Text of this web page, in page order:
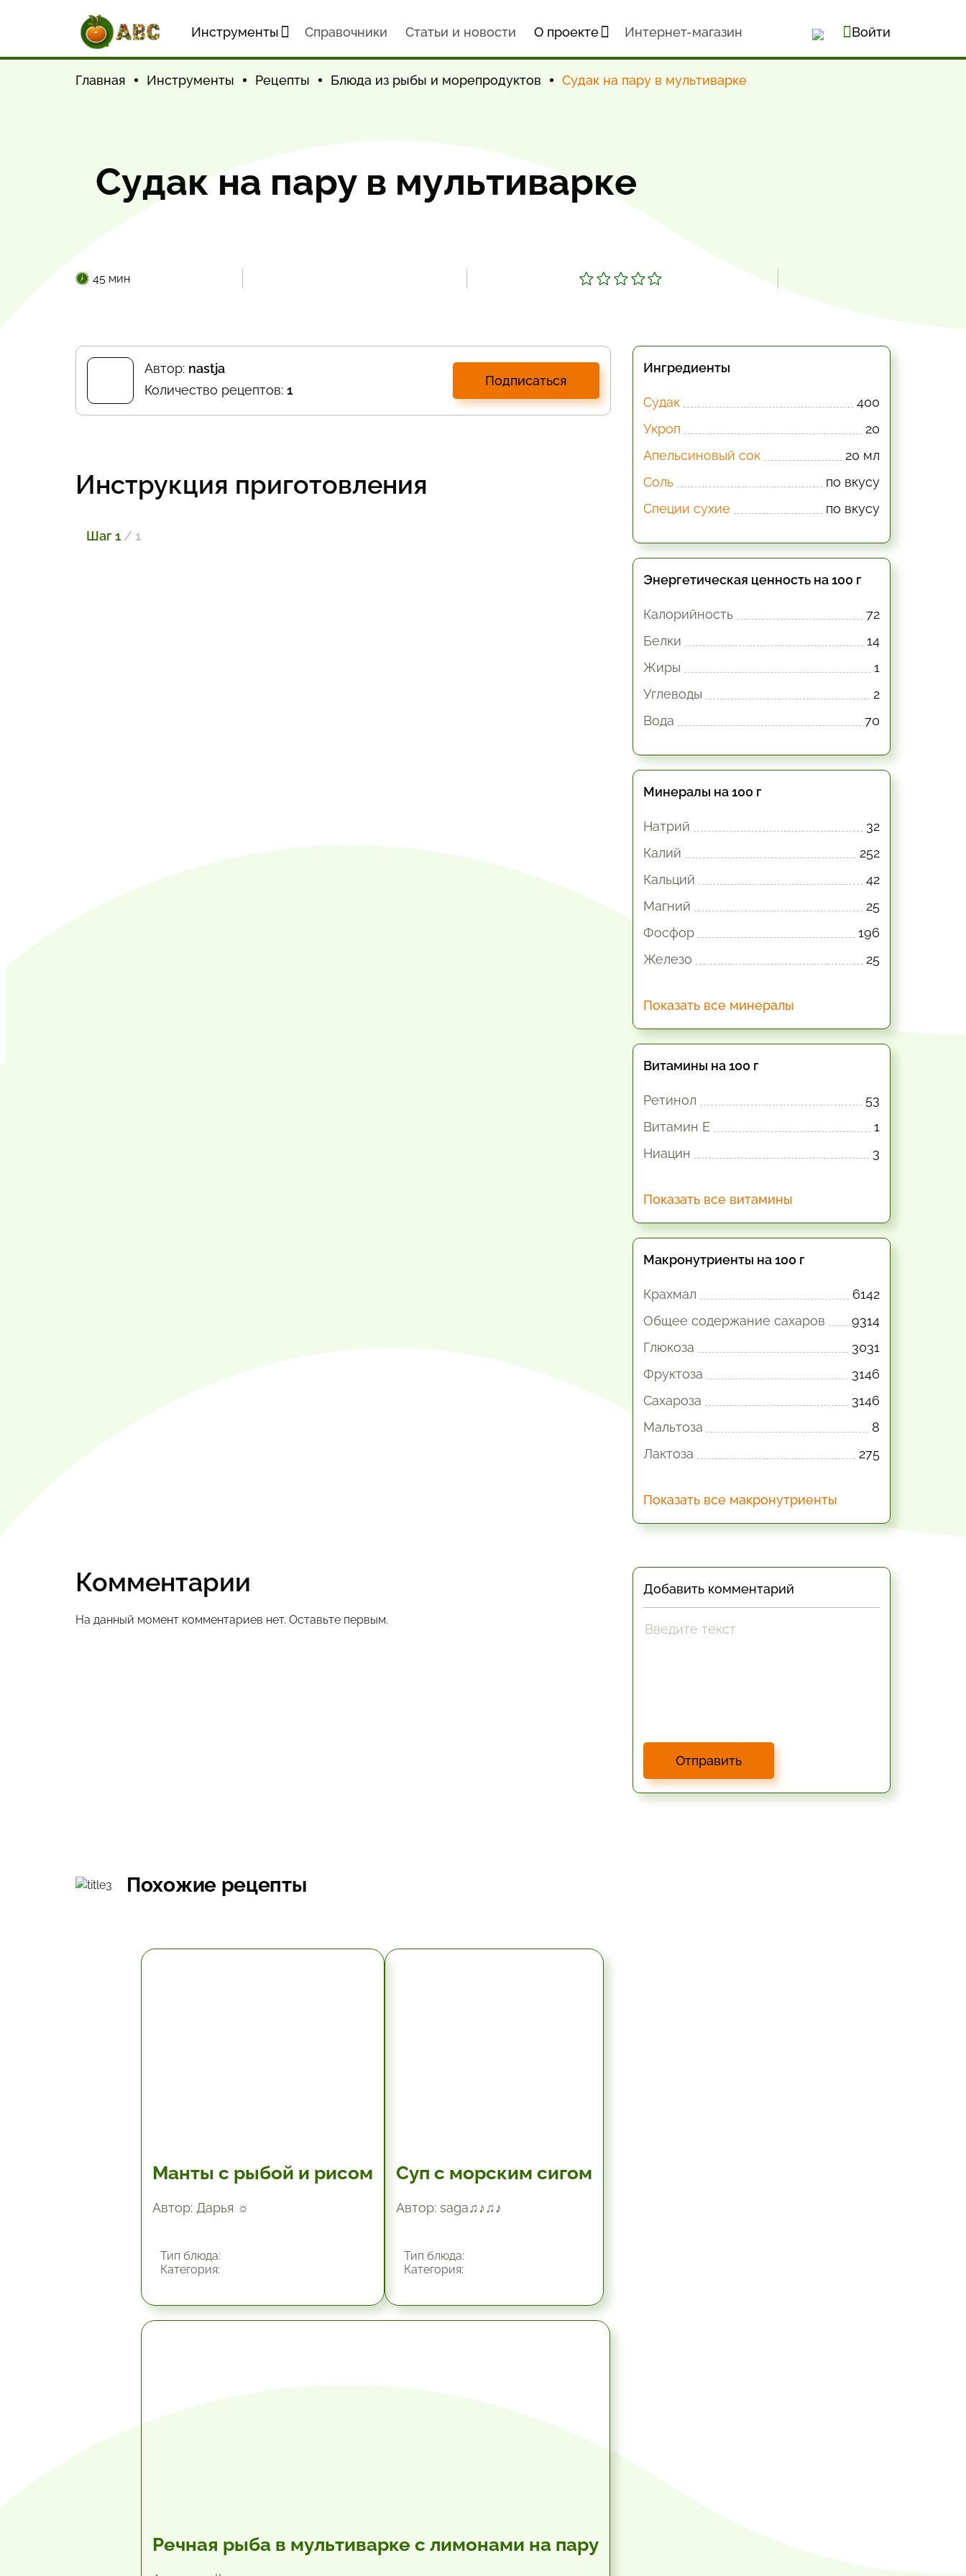
Инструменты Cправочники Статьи и новости О проекте Интернет-магазин Войти
Главная Инструменты Рецепты Блюда из рыбы и морепродуктов Судак на пару в мультиварке
Судак на пару в мультиварке
45 мин
Автор: nastja
Количество рецептов: 1
Подписаться
Инструкция приготовления
Шаг 1 / 1
Ингредиенты
Судак
400
Укроп
20
Апельсиновый сок
20 мл
Соль
по вкусу
Специи сухие
по вкусу
Энергетическая ценность на 100 г
Калорийность
72
Белки
14
Жиры
1
Углеводы
2
Вода
70
Минералы на 100 г
Натрий
32
Калий
252
Кальций
42
Магний
25
Фосфор
196
Железо
25
Показать все минералы
Витамины на 100 г
Ретинол
53
Витамин E
1
Ниацин
3
Показать все витамины
Макронутриенты на 100 г
Крахмал
6142
Общее содержание сахаров
9314
Глюкоза
3031
Фруктоза
3146
Сахароза
3146
Мальтоза
8
Лактоза
275
Показать все макронутриенты
Комментарии
На данный момент комментариев нет. Оставьте первым.
Добавить комментарий
Отправить
Похожие рецепты
Манты с рыбой и рисом
Автор: Дарья ☼
Тип блюда:
Категория:
Суп с морским сигом
Автор: saga♫♪♫♪
Тип блюда:
Категория:
Речная рыба в мультиварке с лимонами на пару